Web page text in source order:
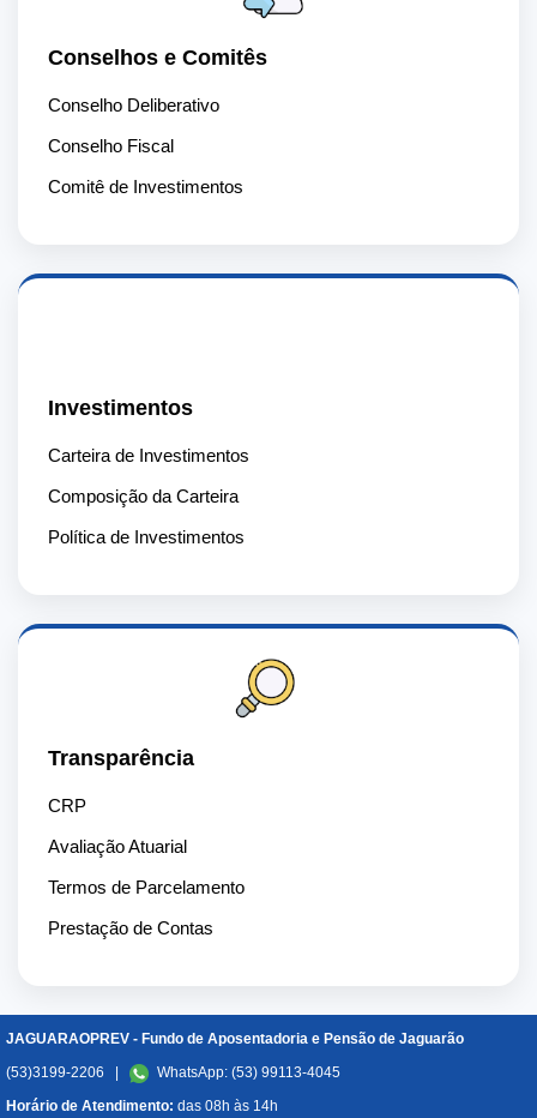
Conselhos e Comitês
Conselho Deliberativo
Conselho Fiscal
Comitê de Investimentos
Investimentos
Carteira de Investimentos
Composição da Carteira
Política de Investimentos
Transparência
CRP
Avaliação Atuarial
Termos de Parcelamento
Prestação de Contas
JAGUARAOPREV - Fundo de Aposentadoria e Pensão de Jaguarão
(53)3199-2206 |
WhatsApp: (53) 99113-4045
Horário de Atendimento: das 08h às 14h